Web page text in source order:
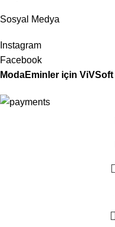
Sosyal Medya
Instagram
Facebook
ModaEminler için ViVSoft